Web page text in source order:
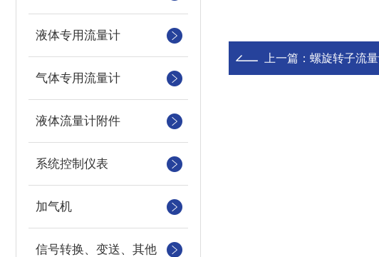
液体专用流量计
气体专用流量计
液体流量计附件
系统控制仪表
加气机
信号转换、变送、其他
上一篇： 螺旋转子流量